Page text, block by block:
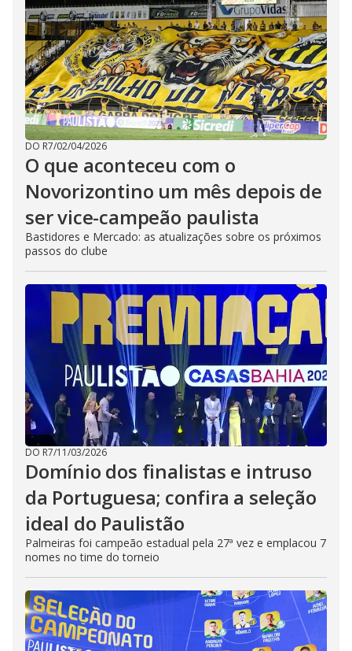
DO R7/02/04/2026
O que aconteceu com o
Novorizontino um mês depois de
ser vice-campeão paulista
Bastidores e Mercado: as atualizações sobre os próximos
passos do clube
DO R7/11/03/2026
Domínio dos finalistas e intruso
da Portuguesa; confira a seleção
ideal do Paulistão
Palmeiras foi campeão estadual pela 27ª vez e emplacou 7
nomes no time do torneio